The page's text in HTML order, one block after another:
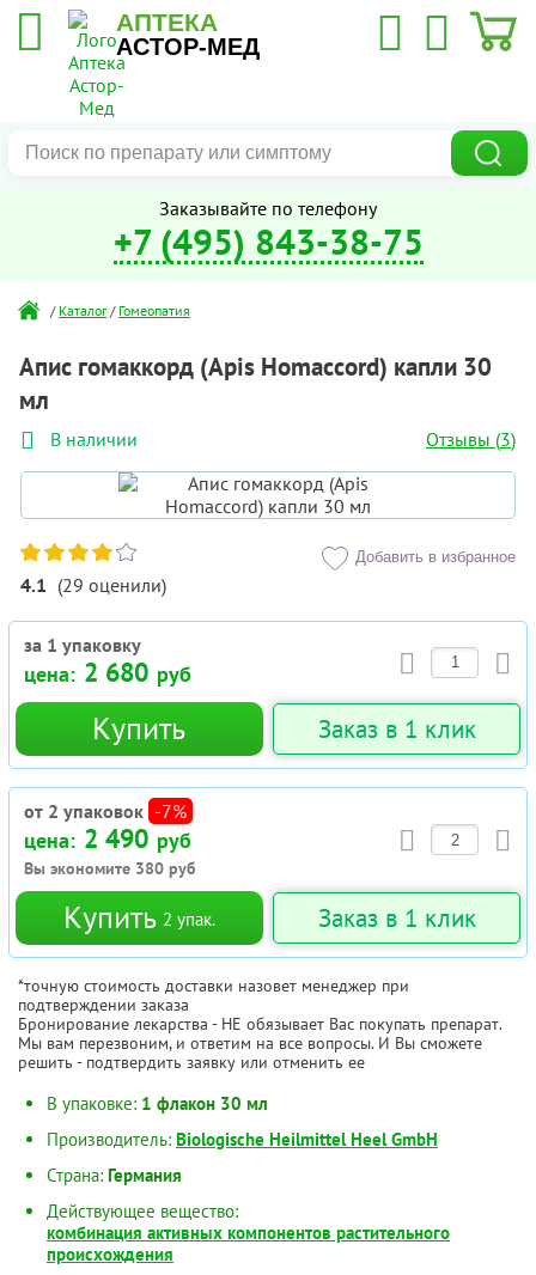
АПТЕКА
АСТОР-МЕД
Заказывайте по телефону
+7 (495) 843-38-75
/ Каталог / Гомеопатия
Апис гомаккорд (Apis Homaccord) капли 30
мл
В наличии Отзывы (3)
4.1 (29 оценили)
Добавить в избранное
за 1 упаковку
цена: 2 680 руб
Купить Заказ в 1 клик
от 2 упаковок -7%
цена: 2 490 руб
Вы экономите 380 руб
Купить 2 упак. Заказ в 1 клик
*точную стоимость доставки назовет менеджер при
подтверждении заказа
Бронирование лекарства - НЕ обязывает Вас покупать препарат.
Мы вам перезвоним, и ответим на все вопросы. И Вы сможете
решить - подтвердить заявку или отменить ее
В упаковке: 1 флакон 30 мл
Производитель: Biologische Heilmittel Heel GmbH
Страна: Германия
Действующее вещество:
комбинация активных компонентов растительного
происхождения